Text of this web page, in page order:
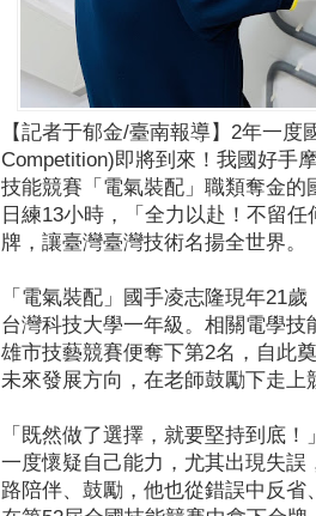
【記者于郁金/臺南報導】2年一
Competition)即將到來！我國好手
技能競賽「電氣裝配」職類奪金
日練13小時，「全力以赴！不留
牌，讓臺灣臺灣技術名揚全世界。
「電氣裝配」國手凌志隆現年21
台灣科技大學一年級。相關電學
雄市技藝競賽便奪下第2名，自此
未來發展方向，在老師鼓勵下走上
「既然做了選擇，就要堅持到底
一度懷疑自己能力，尤其出現失
路陪伴、鼓勵，他也從錯誤中反